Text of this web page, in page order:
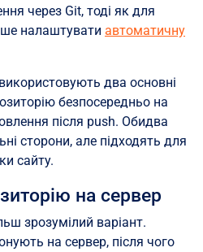
через Git, тоді як для
налаштувати автоматичну
два основні
безпосередньо на
після push. Обидва
сторони, але підходять для
сайту.
на сервер
зрозумілий варіант.
на сервер, після чого